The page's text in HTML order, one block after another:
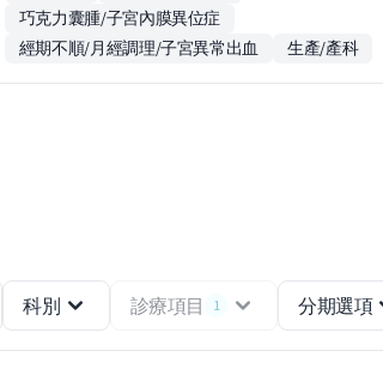
巧克力囊腫/子宮內膜異位症
經期不順/月經調理/子宮異常出血
生產/產科
科別 診療項目 1 分期選項